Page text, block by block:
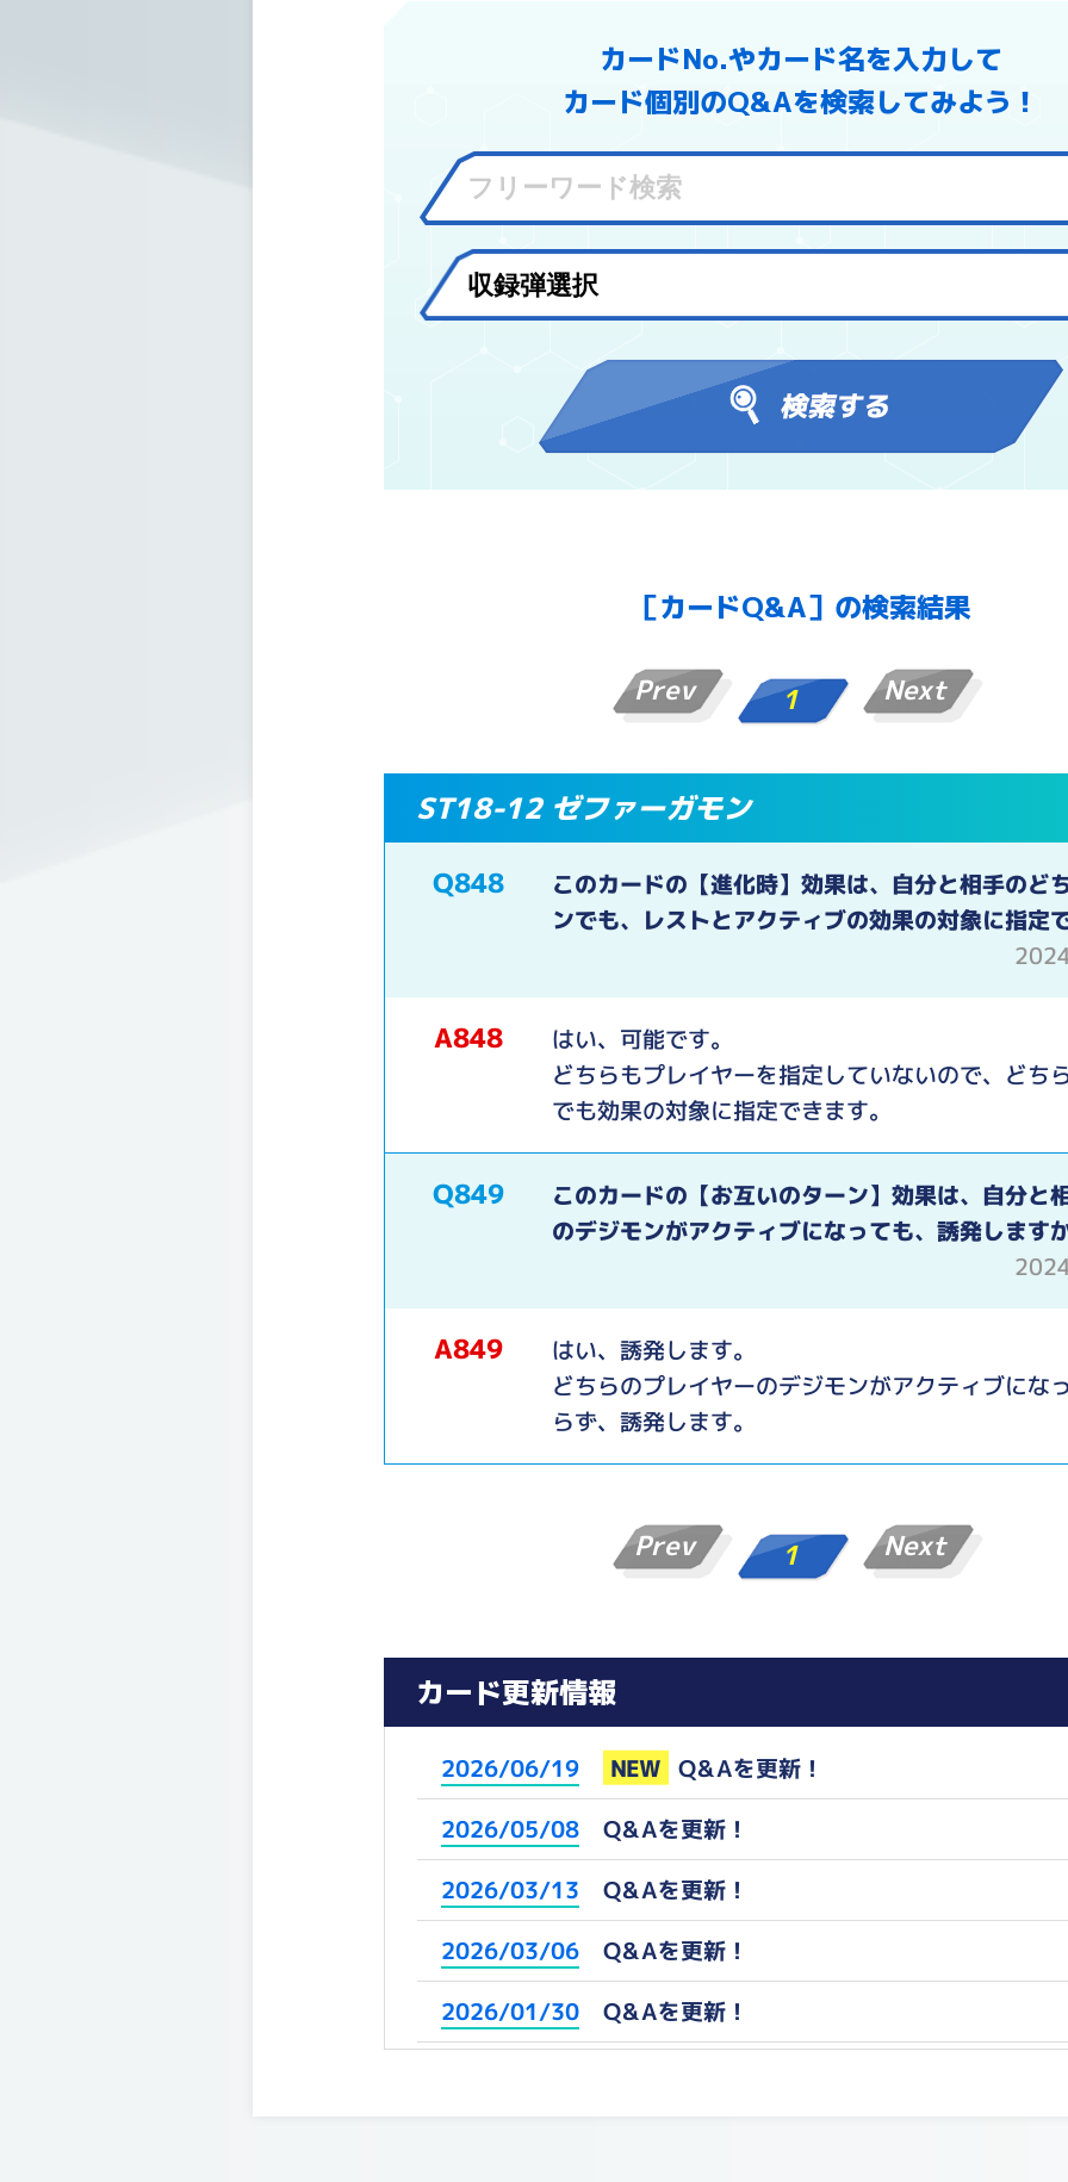
カードNo.やカード名を入力して
カード個別のQ&Aを検索してみよう！
［カードQ&A］の検索結果
Prev 1 Next
ST18-12 ゼファーガモン
Q848
このカードの【進化時】効果は、自分と相手のど
ンでも、レストとアクティブの効果の対象に指定
A848 はい、可能です。
どちらもプレイヤーを指定していないので、どち
でも効果の対象に指定できます。
Q849 このカードの【お互いのターン】効果は、自分と
のデジモンがアクティブになっても、誘発します
A849 はい、誘発します。
どちらのプレイヤーのデジモンがアクティブにな
らず、誘発します。
Prev 1 Next
カード更新情報
2026/06/19 NEW Q&Aを更新！
2026/05/08 Q&Aを更新！
2026/03/13 Q&Aを更新！
2026/03/06 Q&Aを更新！
2026/01/30 Q&Aを更新！